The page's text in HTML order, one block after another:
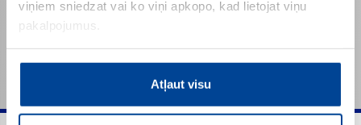
viņiem sniedzat vai ko viņi apkopo, kad lietojat viņu
pakalpojumus.
Atļaut visu
Minētās vērtības ir produktam raksturīgās īpašības
un tās nav jāuztver kā saistošas produkta